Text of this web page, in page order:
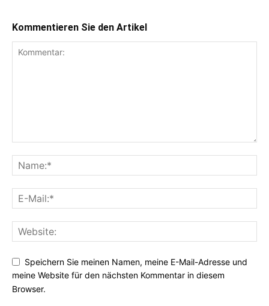
Kommentieren Sie den Artikel
Speichern Sie meinen Namen, meine E-Mail-Adresse und
meine Website für den nächsten Kommentar in diesem
Browser.